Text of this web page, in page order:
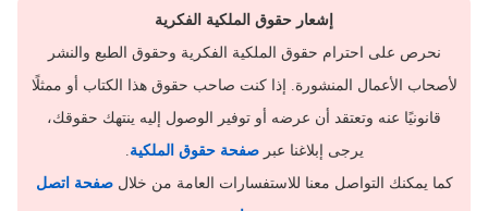
إشعار حقوق الملكية الفكرية
نحرص على احترام حقوق الملكية الفكرية وحقوق الطبع والنشر
لأصحاب الأعمال المنشورة. إذا كنت صاحب حقوق هذا الكتاب أو ممثلًا
قانونيًا عنه وتعتقد أن عرضه أو توفير الوصول إليه ينتهك حقوقك،
يرجى إبلاغنا عبرصفحة حقوق الملكية
كما يمكنك التواصل معنا للاستفسارات العامة من خلالصفحة اتصل